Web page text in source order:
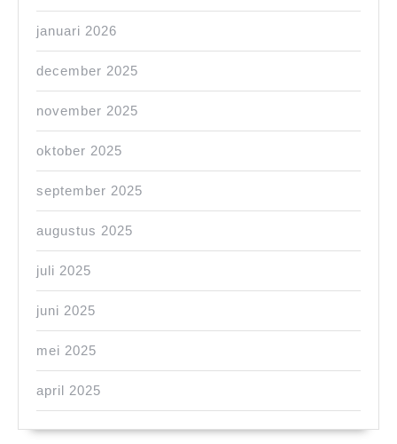
januari 2026
december 2025
november 2025
oktober 2025
september 2025
augustus 2025
juli 2025
juni 2025
mei 2025
april 2025